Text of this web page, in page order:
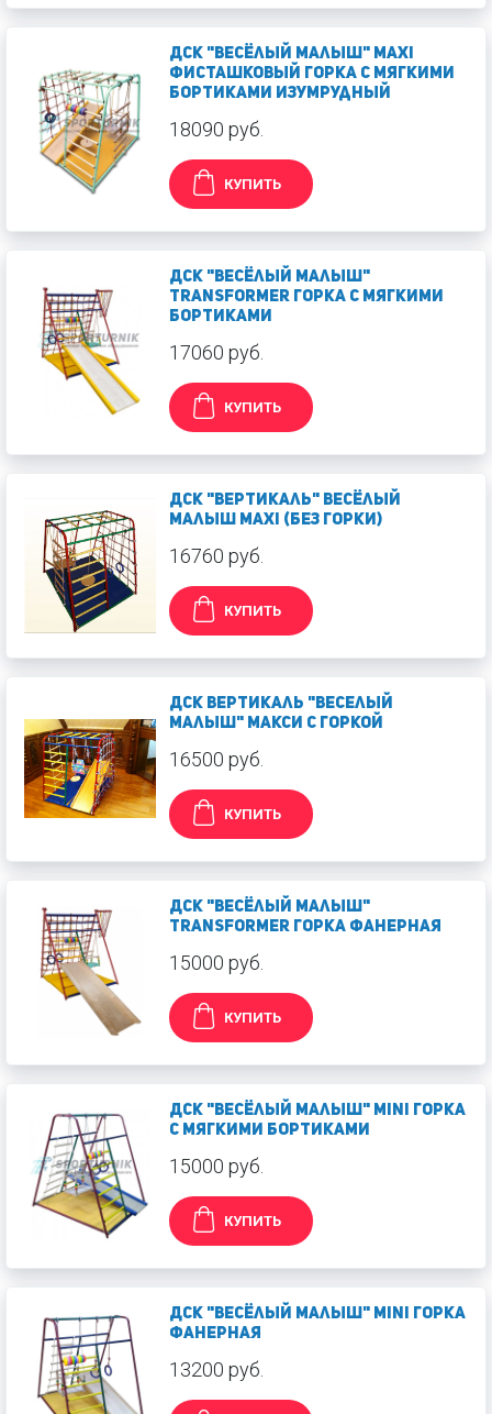
ДСК "Весёлый малыш" MAXI
фисташковый Горка с мягкими
бортиками Изумрудный
18090 руб.
КУПИТЬ
ДСК "Весёлый малыш"
Transformer Горка с мягкими
бортиками
17060 руб.
КУПИТЬ
ДСК "Вертикаль" Весёлый
Малыш МАXI (без горки)
16760 руб.
КУПИТЬ
ДСК Вертикаль "Веселый
малыш" макси с горкой
16500 руб.
КУПИТЬ
ДСК "Весёлый малыш"
Transformer Горка фанерная
15000 руб.
КУПИТЬ
ДСК "Весёлый малыш" MiNi Горка
с мягкими бортиками
15000 руб.
КУПИТЬ
ДСК "Весёлый малыш" MiNi Горка
фанерная
13200 руб.